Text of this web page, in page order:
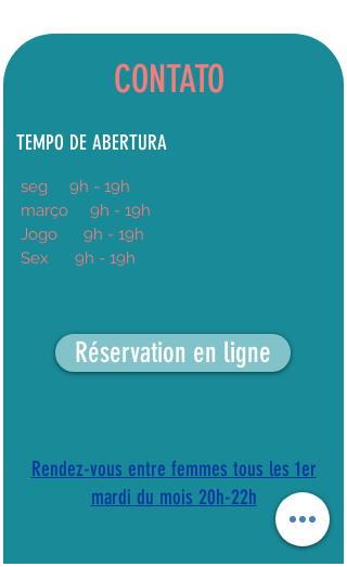
CONTATO
TEMPO DE ABERTURA
seg 9h - 19h
março
9h - 19h
Jogo
9h - 19h
Sex
9h - 19h
Réservation en ligne
Rendez-vous entre femmes tous les 1er
mardi du mois 20h-22h